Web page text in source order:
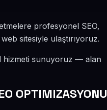
profesyonel SEO,
sitesiyle ulaştırıyoruz.
hizmeti sunuyoruz — alan
OPTIMIZASYONU